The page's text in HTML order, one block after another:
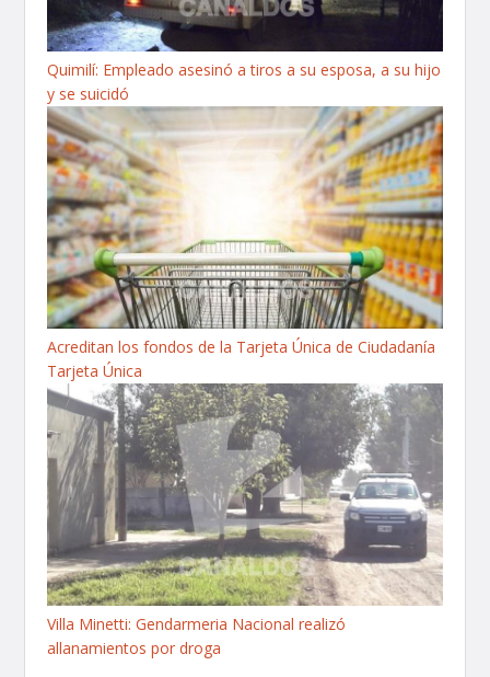
Quimilí: Empleado asesinó a tiros a su esposa, a su hijo
y se suicidó
Acreditan los fondos de la Tarjeta Única de Ciudadanía
Tarjeta Única
Villa Minetti: Gendarmeria Nacional realizó
allanamientos por droga